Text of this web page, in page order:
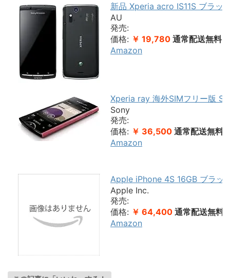
新品 Xperia acro IS11S ブラッ
AU
発売:
価格: ￥ 19,780 通常配送無料
Amazon
Xperia ray 海外SIMフリー版
Sony
発売:
価格: ￥ 36,500 通常配送無料
Amazon
Apple iPhone 4S 16GB ブラッ
Apple Inc.
発売:
価格: ￥ 64,400 通常配送無料
Amazon